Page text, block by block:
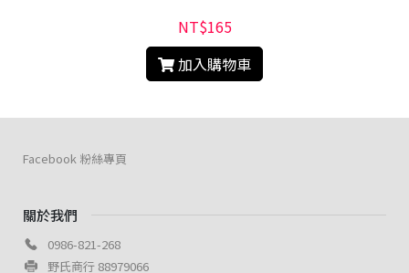
NT$165
加入購物車
關於我們
0986-821-268
野氏商行 88979066
Facebook 粉絲專頁